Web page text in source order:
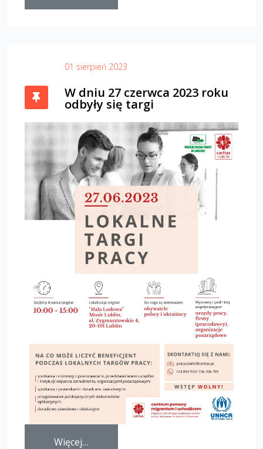
01 sierpień 2023
W dniu 27 czerwca 2023 roku
odbyły się targi
Więcej…